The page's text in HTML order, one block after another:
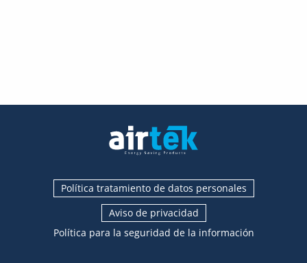
Política tratamiento de datos personales
Aviso de privacidad
Política para la seguridad de la información